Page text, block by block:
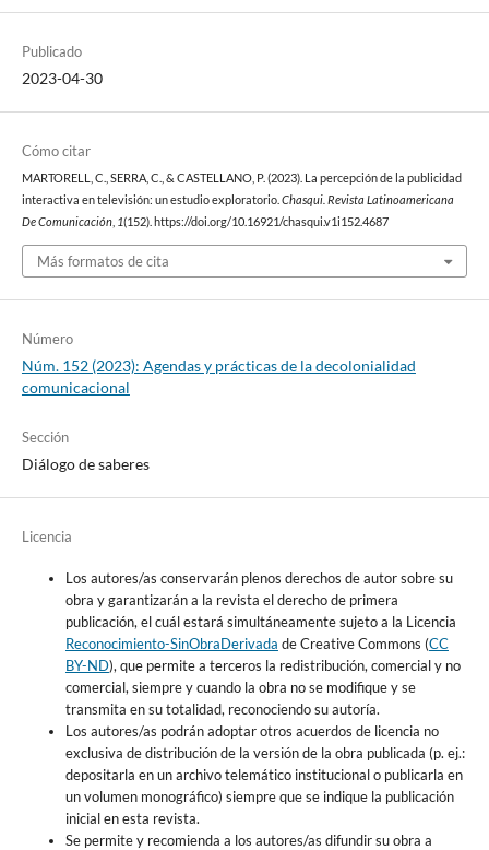
Publicado
2023-04-30
Cómo citar
MARTORELL, C., SERRA, C., & CASTELLANO, P. (2023). La percepción de la publicidad
interactiva en televisión: un estudio exploratorio. Chasqui. Revista Latinoamericana
De Comunicación, 1(152). https://doi.org/10.16921/chasqui.v1i152.4687
Más formatos de cita
Número
Núm. 152 (2023): Agendas y prácticas de la decolonialidad
comunicacional
Sección
Diálogo de saberes
Licencia
Los autores/as conservarán plenos derechos de autor sobre su
obra y garantizarán a la revista el derecho de primera
publicación, el cuál estará simultáneamente sujeto a la Licencia
Reconocimiento-SinObraDerivada de Creative Commons (CC
BY-ND), que permite a terceros la redistribución, comercial y no
comercial, siempre y cuando la obra no se modifique y se
transmita en su totalidad, reconociendo su autoría.
Los autores/as podrán adoptar otros acuerdos de licencia no
exclusiva de distribución de la versión de la obra publicada (p. ej.:
depositarla en un archivo telemático institucional o publicarla en
un volumen monográfico) siempre que se indique la publicación
inicial en esta revista.
Se permite y recomienda a los autores/as difundir su obra a